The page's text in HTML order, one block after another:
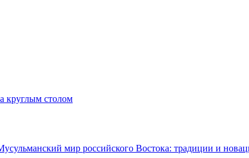
круглым столом
мир российского Востока: традиции и